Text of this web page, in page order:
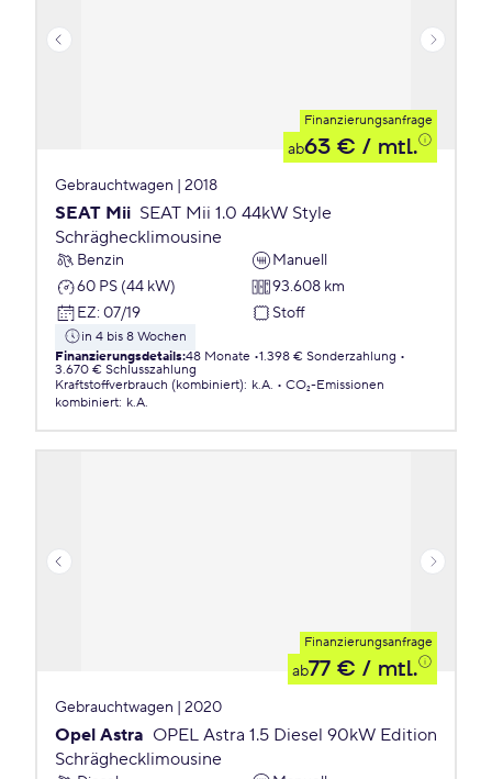
Finanzierungsanfrage
ab63 € / mtl.
Gebrauchtwagen | 2018
SEAT Mii SEAT Mii 1.0 44kW Style
Schräghecklimousine
Benzin
Manuell
60 PS (44 kW)
93.608 km
EZ: 07/19 Stoff
in 4 bis 8 Wochen
Finanzierungsdetails:48 Monate 1.398 € Sonderzahlung
3.670 € Schlusszahlung
Kraftstoffverbrauch (kombiniert): k.A.
CO₂-Emissionen
kombiniert: k.A.
Finanzierungsanfrage
ab77 € / mtl.
Gebrauchtwagen | 2020
Opel Astra OPEL Astra 1.5 Diesel 90kW Edition
Schräghecklimousine